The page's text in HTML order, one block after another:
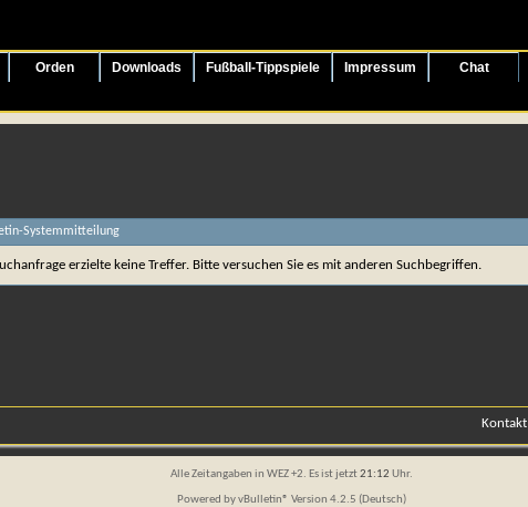
Orden Downloads Fußball-Tippspiele Impressum Chat
Systemmitteilung
erzielte keine Treffer. Bitte versuchen Sie es mit anderen Suchbegriffen.
Kontakt
Alle Zeitangaben in WEZ +2. Es ist jetzt21:12 Uhr.
Powered byvBulletin® Version 4.2.5 (Deutsch)